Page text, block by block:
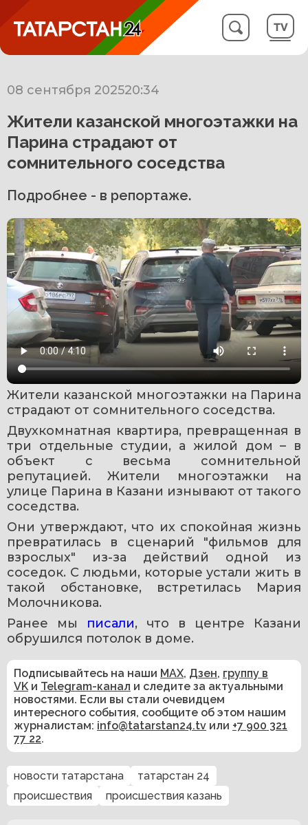
08 сентября 202520:34
Жители казанской многоэтажки на
Парина страдают от
сомнительного соседства
Подробнее - в репортаже.
Жители казанской многоэтажки на Парина
страдают от сомнительного соседства.
Двухкомнатная квартира, превращенная в
три отдельные студии, а жилой дом – в
объект с весьма сомнительной
репутацией. Жители многоэтажки на
улице Парина в Казани изнывают от такого
соседства.
Они утверждают, что их спокойная жизнь
превратилась в сценарий "фильмов для
взрослых" из-за действий одной из
соседок. С людьми, которые устали жить в
такой обстановке, встретилась Мария
Молочникова.
Ранее мы писали, что в центре Казани
обрушился потолок в доме.
Подписывайтесь на наши MAX, Дзен, группу в
VK и Telegram-канал и следите за актуальными
новостями. Если вы стали очевидцем
интересного события, сообщите об этом нашим
журналистам: info@tatarstan24.tv или +7 900 321
77 22.
новости татарстана
татарстан 24
происшествия
происшествия казань